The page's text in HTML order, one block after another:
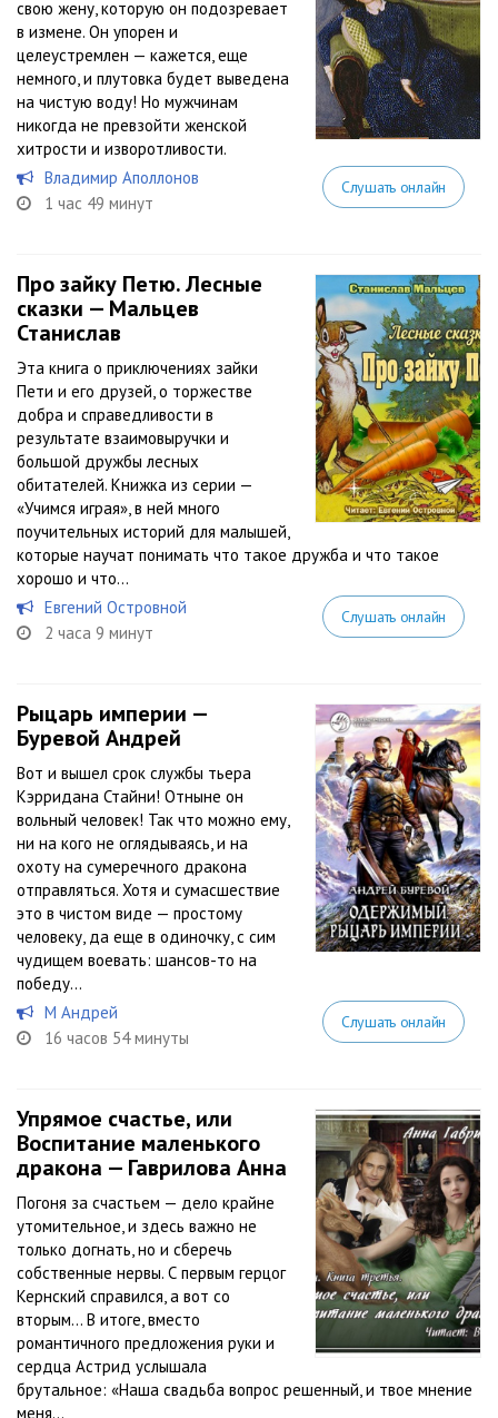
свою жену, которую он подозревает
в измене. Он упорен и
целеустремлен — кажется, еще
немного, и плутовка будет выведена
на чистую воду! Но мужчинам
никогда не превзойти женской
хитрости и изворотливости.
Владимир Аполлонов
1 час 49 минут
Слушать онлайн
Про зайку Петю. Лесные
сказки — Мальцев
Станислав
Эта книга о приключениях зайки
Пети и его друзей, о торжестве
добра и справедливости в
результате взаимовыручки и
большой дружбы лесных
обитателей. Книжка из серии —
«Учимся играя», в ней много
поучительных историй для малышей,
которые научат понимать что такое дружба и что такое
хорошо и что...
Евгений Островной
2 часа 9 минут
Слушать онлайн
Рыцарь империи —
Буревой Андрей
Вот и вышел срок службы тьера
Кэрридана Стайни! Отныне он
вольный человек! Так что можно ему,
ни на кого не оглядываясь, и на
охоту на сумеречного дракона
отправляться. Хотя и сумасшествие
это в чистом виде — простому
человеку, да еще в одиночку, с сим
чудищем воевать: шансов-то на
победу...
М Андрей
16 часов 54 минуты
Слушать онлайн
Упрямое счастье, или
Воспитание маленького
дракона — Гаврилова Анна
Погоня за счастьем — дело крайне
утомительное, и здесь важно не
только догнать, но и сберечь
собственные нервы. С первым герцог
Кернский справился, а вот со
вторым… В итоге, вместо
романтичного предложения руки и
сердца Астрид услышала
брутальное: «Наша свадьба вопрос решенный, и твое мнение
меня...